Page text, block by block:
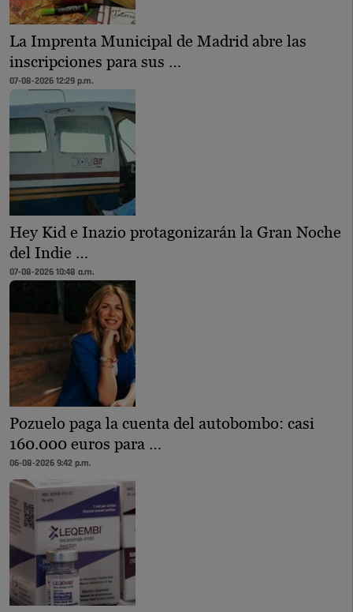
La Imprenta Municipal de Madrid abre las
inscripciones para sus …
07-08-2026 12:29 p.m.
Hey Kid e Inazio protagonizarán la Gran Noche
del Indie …
07-08-2026 10:48 a.m.
Pozuelo paga la cuenta del autobombo: casi
160.000 euros para …
06-08-2026 9:42 p.m.